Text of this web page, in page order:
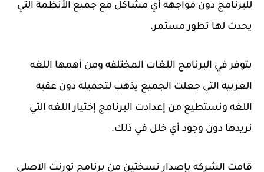
للبرنامج دون مواجهه أي مشاكل مع جميع الأنظمة التي
يحدث لها تطور مستمر.
يتوفر في البرنامج اللغات المختلفه ومن أهمها اللغه
العربيه التي جعلت الجميع يذهب لتحميله دون عقبه
اللغه ونستطيع من إعدادت البرنامج إختيار اللغه التي
نريدها دون وجود أي خلل في ذلك.
قامت الشركه بإصدار نسختين من برنامج تورنت الاصلي